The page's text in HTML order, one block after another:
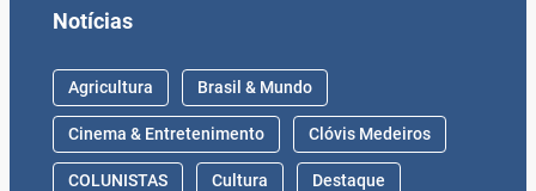
Notícias
Agricultura Brasil & Mundo
Cinema & Entretenimento Clóvis Medeiros
COLUNISTAS Cultura Destaque